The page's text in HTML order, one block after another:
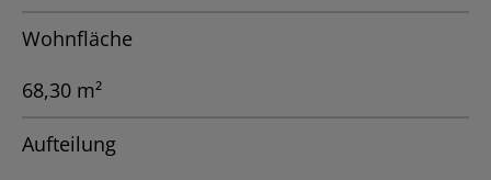
Wohnfläche
68,30 m²
Aufteilung